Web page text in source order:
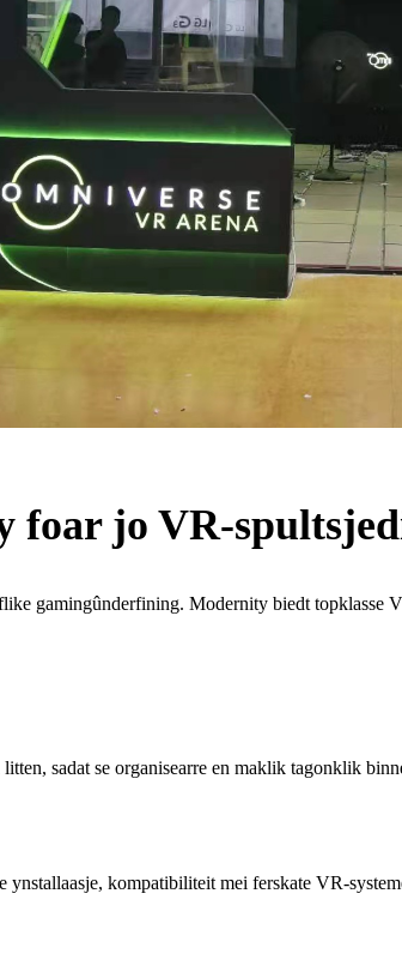
jo VR-
gamingûnderfining. Modernity biedt topklasse
sadat se organisearre en maklik tagonklik
kompatibiliteit mei ferskate VR-